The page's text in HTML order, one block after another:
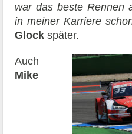
war das beste Rennen
in meiner Karriere
Glock später.
Auch
Mike